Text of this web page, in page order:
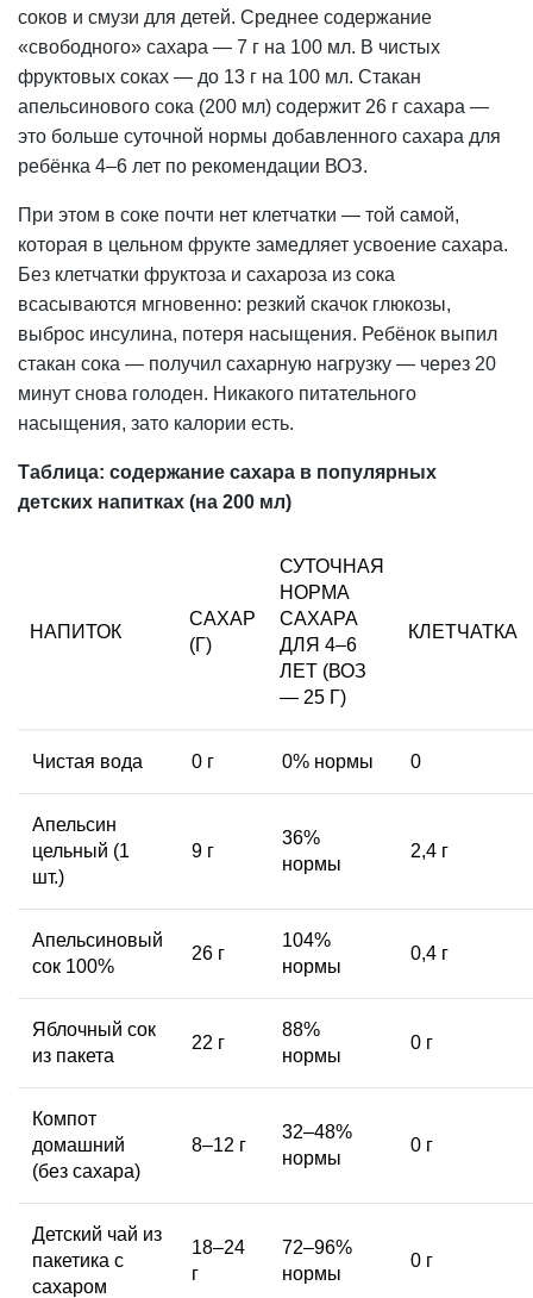
соков и смузи для детей. Среднее содержание
«свободного» сахара — 7 г на 100 мл. В чистых
фруктовых соках — до 13 г на 100 мл. Стакан
апельсинового сока (200 мл) содержит 26 г сахара —
это больше суточной нормы добавленного сахара для
ребёнка 4–6 лет по рекомендации ВОЗ.
При этом в соке почти нет клетчатки — той самой,
которая в цельном фрукте замедляет усвоение сахара.
Без клетчатки фруктоза и сахароза из сока
всасываются мгновенно: резкий скачок глюкозы,
выброс инсулина, потеря насыщения. Ребёнок выпил
стакан сока — получил сахарную нагрузку — через 20
минут снова голоден. Никакого питательного
насыщения, зато калории есть.
Таблица: содержание сахара в популярных
детских напитках (на 200 мл)
НАПИТОК
САХАР
(Г)
СУТОЧНАЯ
НОРМА
САХАРА
ДЛЯ 4–6
ЛЕТ (ВОЗ
— 25 Г)
КЛЕТЧАТКА
Чистая вода 0 г 0% нормы 0
Апельсин
цельный (1
шт.)
9 г
36%
нормы
2,4 г
Апельсиновый
сок 100%
26 г
104%
нормы
0,4 г
Яблочный сок
из пакета
22 г
88%
нормы
0 г
Компот
домашний
(без сахара)
8–12 г
32–48%
нормы
0 г
Детский чай из
пакетика с
сахаром
18–24
г
72–96%
нормы
0 г